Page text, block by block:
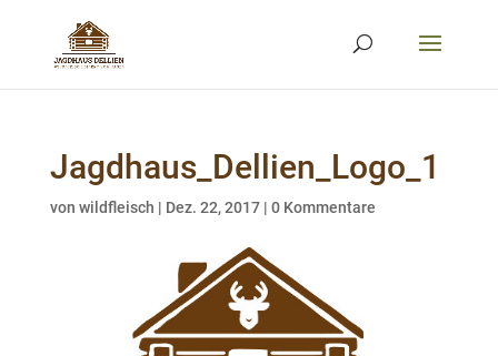
Jagdhaus_Dellien_Logo_1
von wildfleisch | Dez. 22, 2017| 0 Kommentare